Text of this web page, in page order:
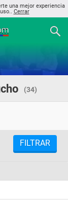
una mejor experiencia
Cerrar
(34)
FILTRAR